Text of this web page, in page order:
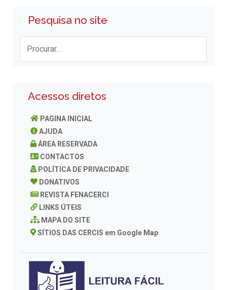
Pesquisa no site
Acessos diretos
PAGINA INICIAL
AJUDA
ÁREA RESERVADA
CONTACTOS
POLÍTICA DE PRIVACIDADE
DONATIVOS
REVISTA FENACERCI
LINKS ÚTEIS
MAPA DO SITE
SÍTIOS DAS CERCIS em Google Map